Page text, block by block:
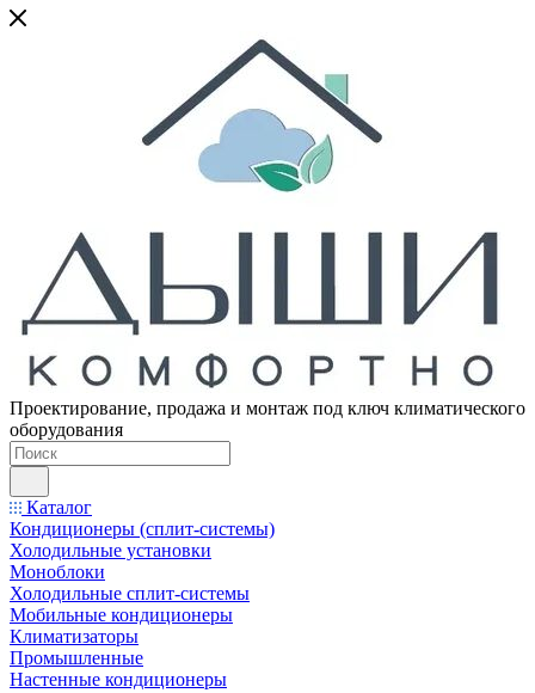
Проектирование, продажа и монтаж под ключ климатического
оборудования
Каталог
Кондиционеры (сплит-системы)
Холодильные установки
Моноблоки
Холодильные сплит-системы
Мобильные кондиционеры
Климатизаторы
Промышленные
Настенные кондиционеры